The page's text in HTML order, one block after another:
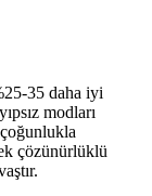
35 daha iyi
modları
çözünürlüklü